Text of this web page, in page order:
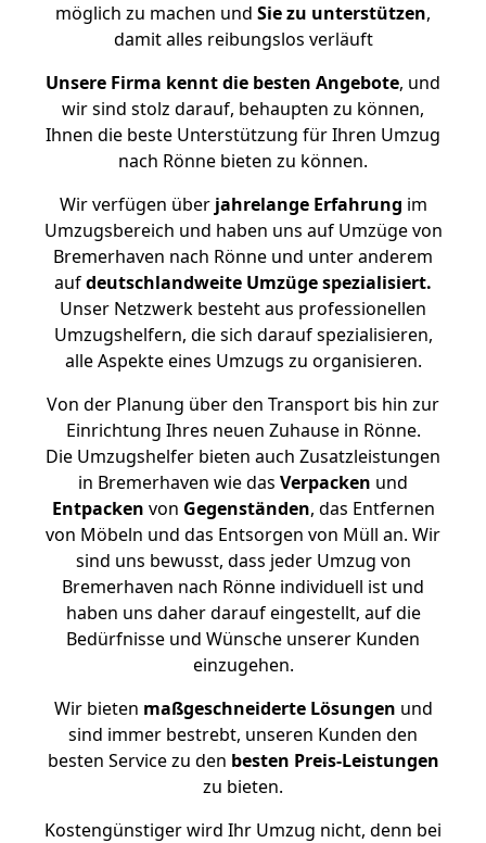
möglich zu machen und Sie zu unterstützen,
damit alles reibungslos verläuft
Unsere Firma kennt die besten Angebote, und
wir sind stolz darauf, behaupten zu können,
Ihnen die beste Unterstützung für Ihren Umzug
nach Rönne bieten zu können.
Wir verfügen überjahrelange Erfahrung im
Umzugsbereich und haben uns auf Umzüge von
Bremerhaven nach Rönne und unter anderem
aufdeutschlandweite Umzüge spezialisiert.
Unser Netzwerk besteht aus professionellen
Umzugshelfern, die sich darauf spezialisieren,
alle Aspekte eines Umzugs zu organisieren.
Von der Planung über den Transport bis hin zur
Einrichtung Ihres neuen Zuhause in Rönne.
Die Umzugshelfer bieten auch Zusatzleistungen
in Bremerhaven wie das Verpacken und
Entpacken von Gegenständen, das Entfernen
von Möbeln und das Entsorgen von Müll an. Wir
sind uns bewusst, dass jeder Umzug von
Bremerhaven nach Rönne individuell ist und
haben uns daher darauf eingestellt, auf die
Bedürfnisse und Wünsche unserer Kunden
einzugehen.
Wir bieten maßgeschneiderte Lösungen und
sind immer bestrebt, unseren Kunden den
besten Service zu den besten Preis-Leistungen
zu bieten.
Kostengünstiger wird Ihr Umzug nicht, denn bei